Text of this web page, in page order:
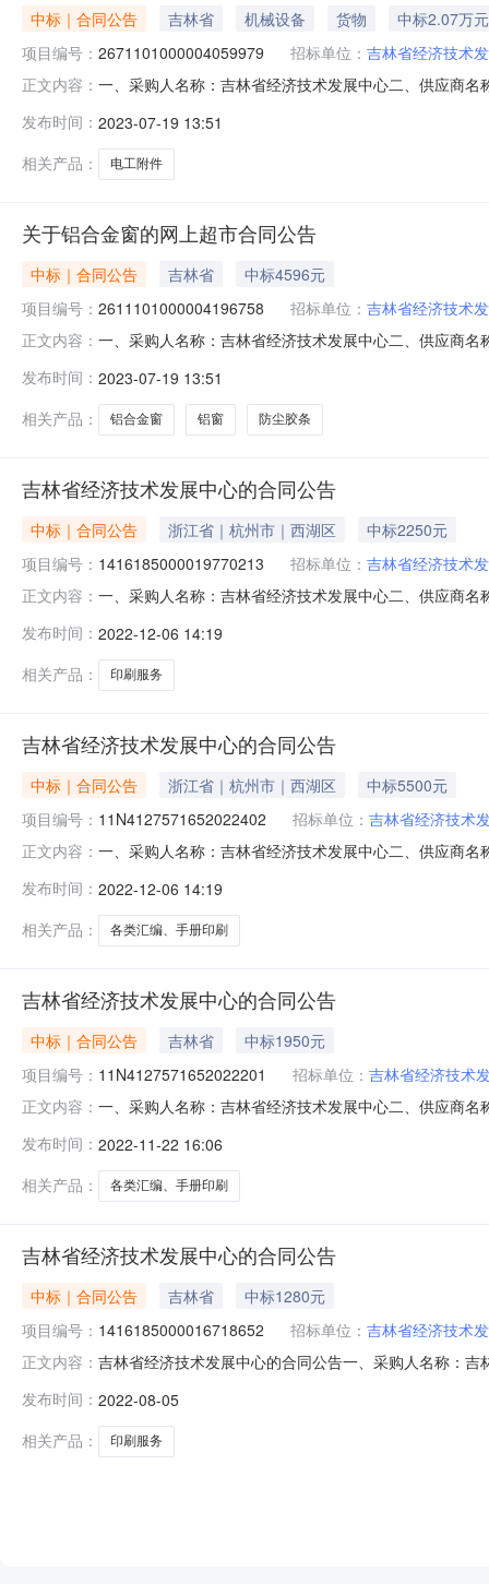
中标｜合同公告 吉林省 机械设备 货物
中标2.07万元
项目编号： 2671101000004059979 招标单位： 吉林省经济技术
正文内容： 一、采购人名称：吉林省经济技术发展中心二、供应商
务要求或标的基本概况：七、其它事项：/八、联系方式
发布时间： 2023-07-19 13:51
相关产品：
电工附件
关于铝合金窗的网上超市合同公告
中标｜合同公告 吉林省
中标4596元
项目编号： 2611101000004196758 招标单位： 吉林省经济技术
正文内容： 一、采购人名称：吉林省经济技术发展中心二、供应商
牌无型号米33.0012396服务要求或标的基本概况：七、
发布时间： 2023-07-19 13:51
相关产品：
铝合金窗 铝窗 防尘胶条
吉林省经济技术发展中心的合同公告
中标｜合同公告 浙江省｜杭州市｜西湖区
中标2250元
项目编号： 1416185000019770213 招标单位： 吉林省经济技术
正文内容： 一、采购人名称：吉林省经济技术发展中心二、供应商
的基本概况：七、其它事项：详见附件中的合同文件八
发布时间： 2022-12-06 14:19
相关产品：
印刷服务
吉林省经济技术发展中心的合同公告
中标｜合同公告 浙江省｜杭州市｜西湖区
中标5500元
项目编号： 11N4127571652022402 招标单位： 吉林省经济技术
正文内容： 一、采购人名称：吉林省经济技术发展中心二、供应商
务要求或标的基本概况：七、其它事项：详见附件中的
发布时间： 2022-12-06 14:19
相关产品：
各类汇编、手册印刷
吉林省经济技术发展中心的合同公告
中标｜合同公告 吉林省
中标1950元
项目编号： 11N4127571652022201 招标单位： 吉林省经济技术
正文内容： 一、采购人名称：吉林省经济技术发展中心二、供应商
要求或标的基本概况：七、其它事项：详见附件中的合
发布时间： 2022-11-22 16:06
相关产品：
各类汇编、手册印刷
吉林省经济技术发展中心的合同公告
中标｜合同公告 吉林省
中标1280元
项目编号： 1416185000016718652 招标单位： 吉林省经济技术
正文内容： 吉林省经济技术发展中心的合同公告一、采购人名称：
16.0801280服务要求或标的基本概况：七、其它事项：
发布时间： 2022-08-05
相关产品：
印刷服务